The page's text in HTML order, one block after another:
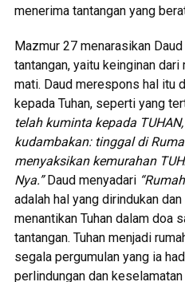
menerima tantangan yang
Mazmur 27 menarasikan
tantangan, yaitu keinginan
mati. Daud merespons hal itu
kepada Tuhan, seperti yang
telah kuminta kepada
kudambakan: tinggal di
menyaksikan kemurahan
Nya.”Daud menyadari
adalah hal yang dirindukan
menantikan Tuhan dalam doa
tantangan. Tuhan menjadi
segala pergumulan yang ia
perlindungan dan